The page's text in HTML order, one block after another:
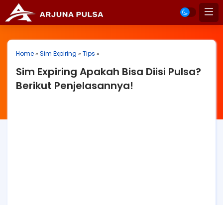
Home» Sim Expiring » Tips »
Sim Expiring Apakah Bisa Diisi Pulsa?
Berikut Penjelasannya!